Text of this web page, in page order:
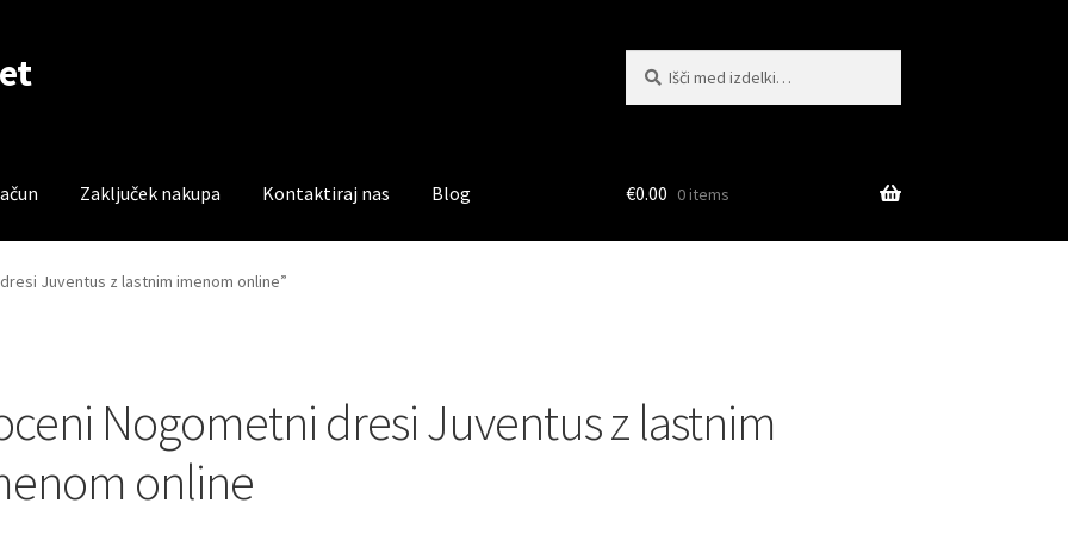
Zaključek nakupa Kontaktiraj nas Blog
Trgovina Zaključek nakupa
€0.00 0 items
Juventus z lastnim imenom online”
Nogometni dresi Juventus z lastnim
online